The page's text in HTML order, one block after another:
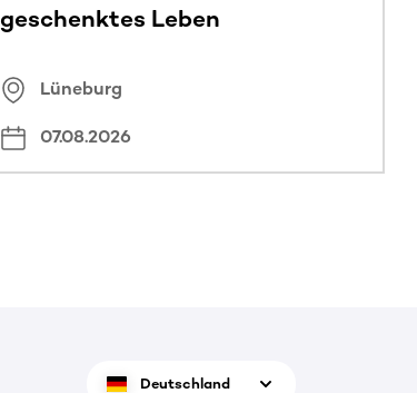
geschenktes Leben
Lüneburg
07.08.2026
Deutschland